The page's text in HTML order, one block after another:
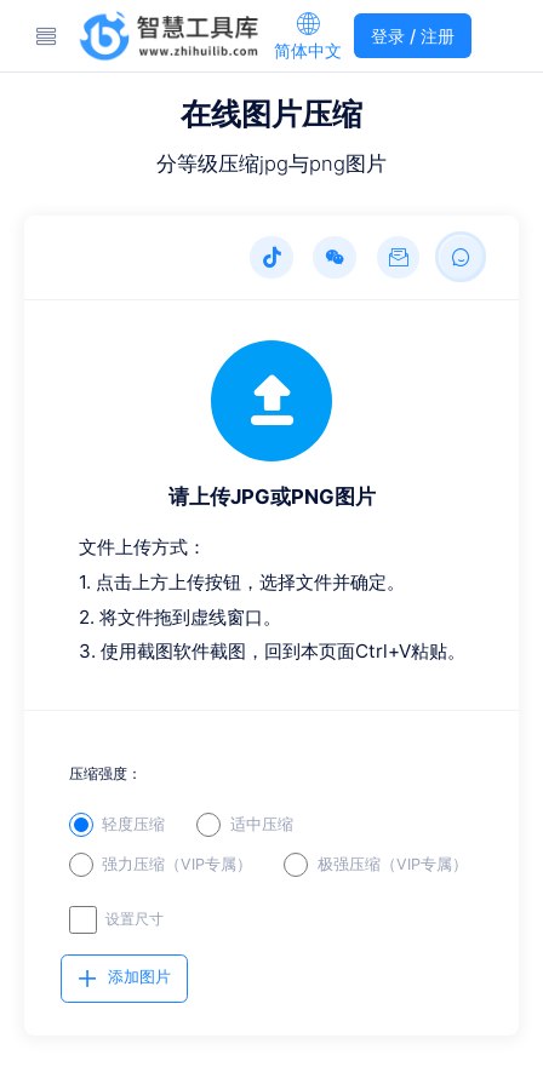
简体中文
登录 / 注册
在线图片压缩
分等级压缩jpg与png图片
请上传JPG或PNG图片
文件上传方式：
1. 点击上方上传按钮，选择文件并确定。
2. 将文件拖到虚线窗口。
3. 使用截图软件截图，回到本页面Ctrl+V粘贴。
压缩强度：
轻度压缩 适中压缩
强力压缩（VIP专属） 极强压缩（VIP专属）
设置尺寸
添加图片